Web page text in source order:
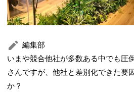
編集部
いまや競合他社が多数ある中でも圧
さんですが、他社と差別化できた要
か？